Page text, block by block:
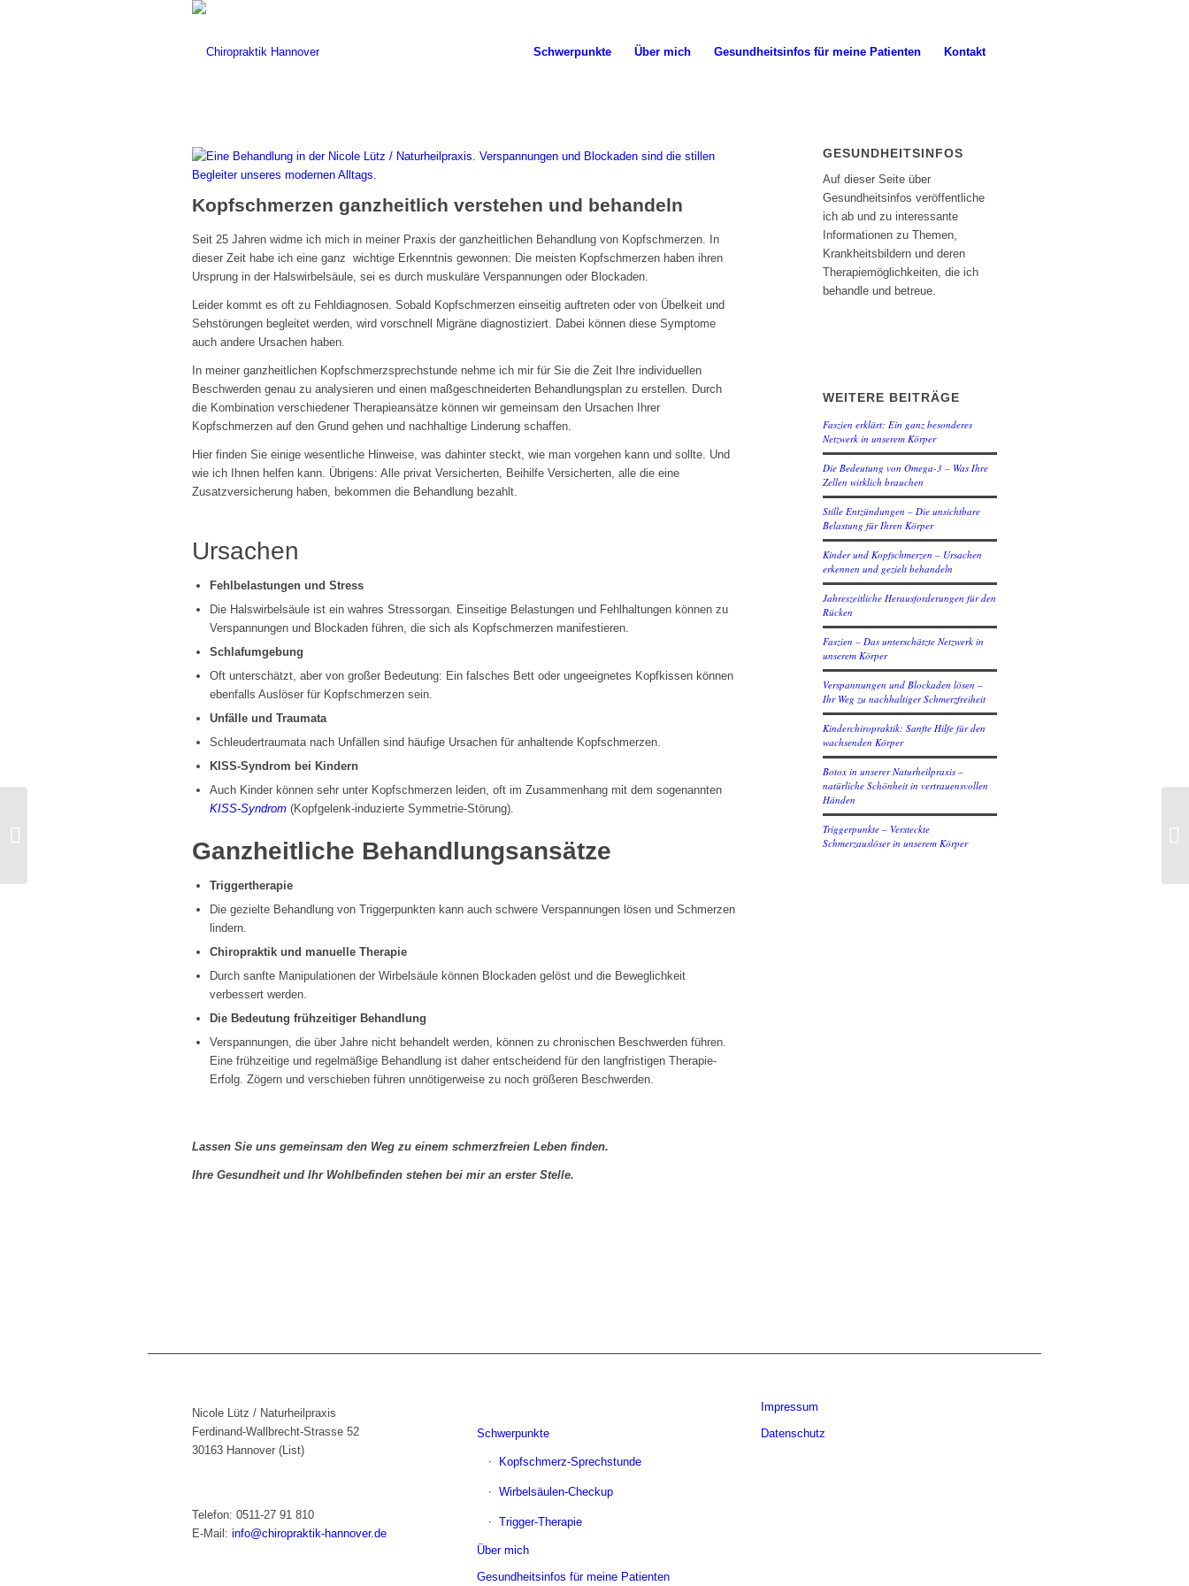
Schwerpunkte Über mich Gesundheitsinfos für meine Patienten Kontakt
Kopfschmerzen ganzheitlich verstehen und behandeln
Seit 25 Jahren widme ich mich in meiner Praxis der ganzheitlichen Behandlung von Kopfschmerzen. In
dieser Zeit habe ich eine ganz wichtige Erkenntnis gewonnen: Die meisten Kopfschmerzen haben ihren
Ursprung in der Halswirbelsäule, sei es durch muskuläre Verspannungen oder Blockaden.
Leider kommt es oft zu Fehldiagnosen. Sobald Kopfschmerzen einseitig auftreten oder von Übelkeit und
Sehstörungen begleitet werden, wird vorschnell Migräne diagnostiziert. Dabei können diese Symptome
auch andere Ursachen haben.
In meiner ganzheitlichen Kopfschmerzsprechstunde nehme ich mir für Sie die Zeit Ihre individuellen
Beschwerden genau zu analysieren und einen maßgeschneiderten Behandlungsplan zu erstellen. Durch
die Kombination verschiedener Therapieansätze können wir gemeinsam den Ursachen Ihrer
Kopfschmerzen auf den Grund gehen und nachhaltige Linderung schaffen.
Hier finden Sie einige wesentliche Hinweise, was dahinter steckt, wie man vorgehen kann und sollte. Und
wie ich Ihnen helfen kann. Übrigens: Alle privat Versicherten, Beihilfe Versicherten, alle die eine
Zusatzversicherung haben, bekommen die Behandlung bezahlt.
Ursachen
Fehlbelastungen und Stress
Die Halswirbelsäule ist ein wahres Stressorgan. Einseitige Belastungen und Fehlhaltungen können zu
Verspannungen und Blockaden führen, die sich als Kopfschmerzen manifestieren.
Schlafumgebung
Oft unterschätzt, aber von großer Bedeutung: Ein falsches Bett oder ungeeignetes Kopfkissen können
ebenfalls Auslöser für Kopfschmerzen sein.
Unfälle und Traumata
Schleudertraumata nach Unfällen sind häufige Ursachen für anhaltende Kopfschmerzen.
KISS-Syndrom bei Kindern
Auch Kinder können sehr unter Kopfschmerzen leiden, oft im Zusammenhang mit dem sogenannten
KISS-Syndrom (Kopfgelenk-induzierte Symmetrie-Störung).
Ganzheitliche Behandlungsansätze
Triggertherapie
Die gezielte Behandlung von Triggerpunkten kann auch schwere Verspannungen lösen und Schmerzen
lindern.
Chiropraktik und manuelle Therapie
Durch sanfte Manipulationen der Wirbelsäule können Blockaden gelöst und die Beweglichkeit
verbessert werden.
Die Bedeutung frühzeitiger Behandlung
Verspannungen, die über Jahre nicht behandelt werden, können zu chronischen Beschwerden führen.
Eine frühzeitige und regelmäßige Behandlung ist daher entscheidend für den langfristigen Therapie-
Erfolg. Zögern und verschieben führen unnötigerweise zu noch größeren Beschwerden.
Lassen Sie uns gemeinsam den Weg zu einem schmerzfreien Leben finden.
Ihre Gesundheit und Ihr Wohlbefinden stehen bei mir an erster Stelle.
GESUNDHEITSINFOS
Auf dieser Seite über
Gesundheitsinfos veröffentliche
ich ab und zu interessante
Informationen zu Themen,
Krankheitsbildern und deren
Therapiemöglichkeiten, die ich
behandle und betreue.
WEITERE BEITRÄGE
Faszien erklärt: Ein ganz besonderes
Netzwerk in unserem Körper
Die Bedeutung von Omega-3 – Was Ihre
Zellen wirklich brauchen
Stille Entzündungen – Die unsichtbare
Belastung für Ihren Körper
Kinder und Kopfschmerzen – Ursachen
erkennen und gezielt behandeln
Jahreszeitliche Herausforderungen für den
Rücken
Faszien – Das unterschätzte Netzwerk in
unserem Körper
Verspannungen und Blockaden lösen –
Ihr Weg zu nachhaltiger Schmerzfreiheit
Kinderchiropraktik: Sanfte Hilfe für den
wachsenden Körper
Botox in unserer Naturheilpraxis –
natürliche Schönheit in vertrauensvollen
Händen
Triggerpunkte – Versteckte
Schmerzauslöser in unserem Körper
Nicole Lütz / Naturheilpraxis
Ferdinand-Wallbrecht-Strasse 52
30163 Hannover (List)
Telefon: 0511-27 91 810
E-Mail: info@chiropraktik-hannover.de
Schwerpunkte
Kopfschmerz-Sprechstunde
Wirbelsäulen-Checkup
Trigger-Therapie
Über mich
Gesundheitsinfos für meine Patienten
Impressum
Datenschutz